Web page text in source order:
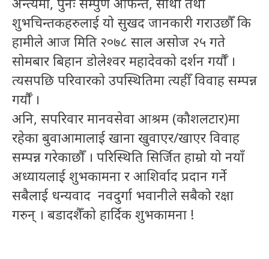
शुभचिन्तकहरुलाई यो सुखद जानकारी गराउछौँ कि
हामीले आज मिति २०७८ साल असोज २५ गते
सोमबार बिहान डोलेश्वर महादेवकाे दर्शन गर्यौँ ।
त्यसपछि परिवारको उपस्थितिमा त्यहीँ विवाह सम्पन्न
गर्यौँ ।
अनि, सपरिवार मानवसेवा आश्रम (कौशलटार)मा
रहेका बुवाआमालाई खाना खुवाएर/खाएर विवाह
सम्पन्न गरेकाछौँ । परिस्थिति सिर्जित हाम्रो यो नयाँ
अध्यायलाई शुभकामना र आशिर्वाद प्रदान गर्ने
सबैलाई धन्यवाद नवदुर्गा भवानीले सबैको रक्षा
गरुन् । बडादशैँकाे हार्दिक शुभकामना !